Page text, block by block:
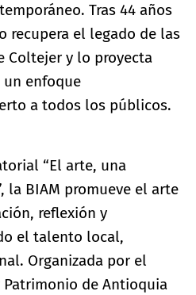
Tras 44 años
recupera el legado de las
Coltejer y lo proyecta
un enfoque
a todos los públicos.
“El arte, una
la BIAM promueve el arte
reflexión y
el talento local,
Organizada por el
de Antioquia